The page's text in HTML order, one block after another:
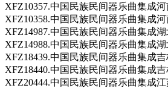
XFZ10357.中国民族民间器乐曲集成
XFZ10358.中国民族民间器乐曲集成
XFZ14987.中国民族民间器乐曲集成
XFZ14988.中国民族民间器乐曲集成
XFZ18439.中国民族民间器乐曲集成
XFZ18440.中国民族民间器乐曲集成
XFZ20444.中国民族民间器乐曲集成